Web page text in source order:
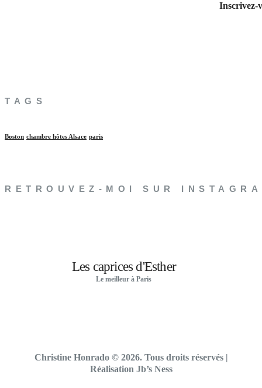
Inscrivez-
TAGS
Boston chambre hôtes Alsace paris
RETROUVEZ-MOI SUR
Les caprices d'Esther
Le meilleur à Paris
Christine Honrado © 2026. Tous droits réservés|
Réalisation Jb’s Ness